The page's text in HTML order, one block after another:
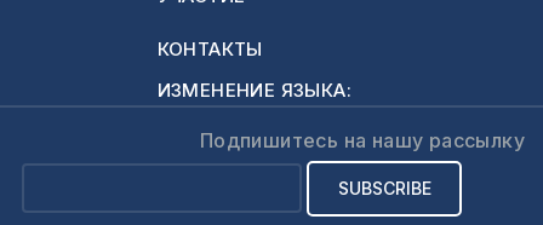
КОНТАКТЫ
ИЗМЕНЕНИЕ ЯЗЫКА:
Подпишитесь на нашу рассылку